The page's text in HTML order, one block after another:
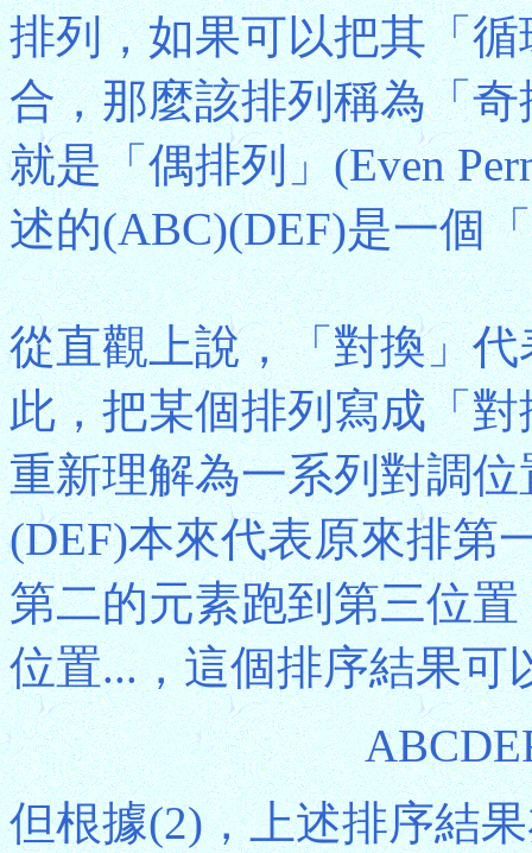
排列，如果可以把其「
合，那麼該排列稱為「奇
就是「偶排列」(Even
述的(ABC)(DEF)是一個
從直觀上說，「對換」
此，把某個排列寫成「
重新理解為一系列對調
(DEF)本來代表原來排第
第二的元素跑到第三位
位置...，這個排序結果可
但根據(2)，上述排序結